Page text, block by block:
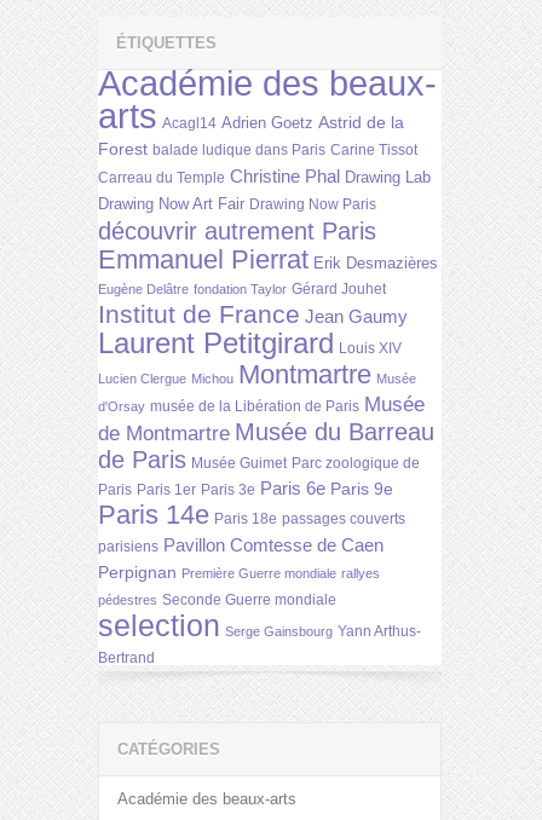
ÉTIQUETTES
Académie des beaux-
arts Acagl14 Adrien Goetz Astrid de la
Forest balade ludique dans Paris Carine Tissot
Carreau du Temple Christine Phal Drawing Lab
Drawing Now Art Fair Drawing Now Paris
découvrir autrement Paris
Emmanuel Pierrat Erik Desmazières
Eugène Delâtre fondation Taylor Gérard Jouhet
Institut de France Jean Gaumy
Laurent Petitgirard Louis XIV
Lucien Clergue Michou Montmartre Musée
d'Orsay musée de la Libération de Paris Musée
de Montmartre Musée du Barreau
de Paris Musée Guimet Parc zoologique de
Paris Paris 1er Paris 3e Paris 6e Paris 9e
Paris 14e Paris 18e passages couverts
parisiens Pavillon Comtesse de Caen
Perpignan Première Guerre mondiale rallyes
pédestres Seconde Guerre mondiale
selection Serge Gainsbourg Yann Arthus-
Bertrand
CATÉGORIES
Académie des beaux-arts